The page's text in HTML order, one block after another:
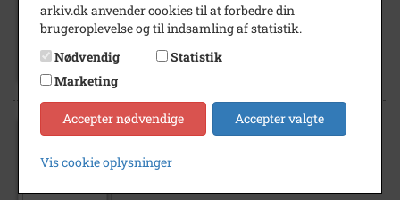
1958
Hærens Krudtværk
arkiv.dk anvender cookies til at forbedre din
brugeroplevelse og til indsamling af statistik.
Nødvendig
Statistik
Marketing
Accepter nødvendige Accepter valgte
Vis cookie oplysninger